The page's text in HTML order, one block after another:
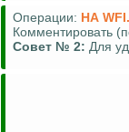
Операции: НА
Комментировать
Совет № 2: Для